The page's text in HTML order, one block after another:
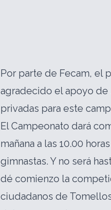
Por parte de Fecam, el
agradecido el apoyo
privadas para este
El Campeonato dará
mañana a las 10.00
gimnastas. Y no será
dé comienzo la
ciudadanos de